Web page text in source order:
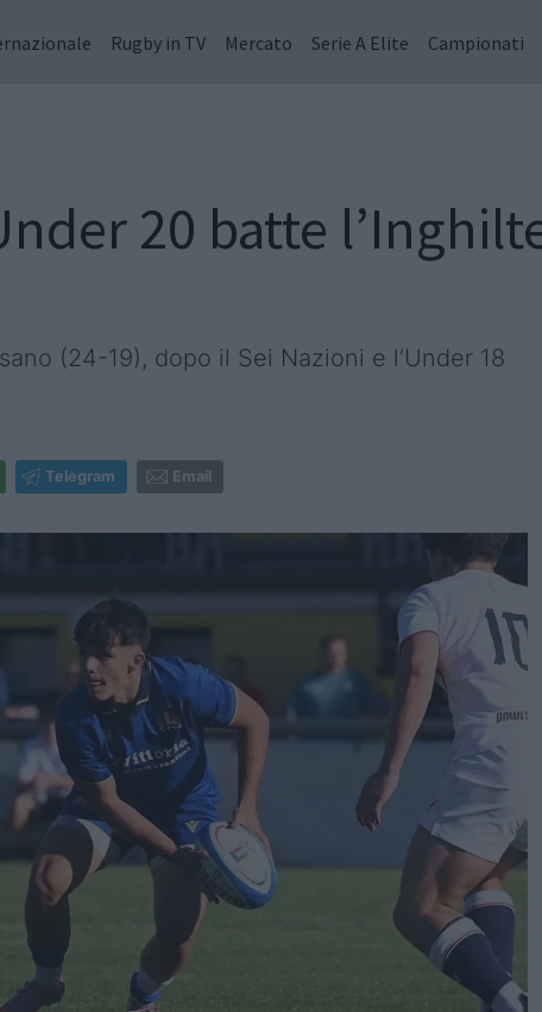
Rugby in TV Mercato Serie A Elite Campionati
20 batte
(24-19), dopo il Sei Nazioni e l’Under 18
Telegram Email